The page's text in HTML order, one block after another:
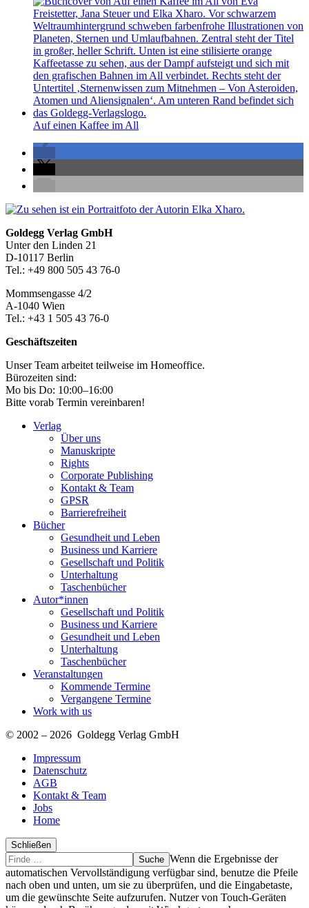
Auf einen Kaffee im All
Seitenleiste
Footer-
Section
Goldegg Verlag GmbH
Unter den Linden 21
D-10117 Berlin
Tel.: +49 800 505 43 76-0
Mommsengasse 4/2
A-1040 Wien
Tel.: +43 1 505 43 76-0
Geschäftszeiten
Unser Team arbeitet teilweise im Homeoffice.
Bürozeiten sind:
Mo bis Do: 10:00–16:00
Bitte vorab Termin vereinbaren!
Verlag
Über uns
Manuskripte
Rights
Corporate Publishing
Kontakt & Team
GPSR
Barrierefreiheit
Bücher
Gesundheit und Leben
Business und Karriere
Gesellschaft und Politik
Unterhaltung
Taschenbücher
Autor*innen
Gesellschaft und Politik
Business und Karriere
Gesundheit und Leben
Unterhaltung
Taschenbücher
Veranstaltungen
Kommende Termine
Vergangene Termine
Work with us
© 2002 – 2026 Goldegg Verlag GmbH
Impressum
Datenschutz
AGB
Kontakt & Team
Jobs
Home
Schließen
Suche
Finde
…
Wenn die Ergebnisse der
automatischen Vervollständigung verfügbar sind, benutze die Pfeile
nach oben und unten, um sie zu überprüfen, und die Eingabetaste,
um die gewünschte Seite aufzurufen. Nutzer von Touch-Geräten